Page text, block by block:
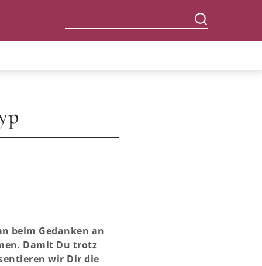
beim Gedanken an
Damit Du trotz
wir Dir die